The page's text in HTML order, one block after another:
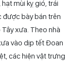
mùi kỵ gió, trái
được bày bán trên
xưa. Theo nhà
vào dịp tết Đoan
các hiện vật trưng